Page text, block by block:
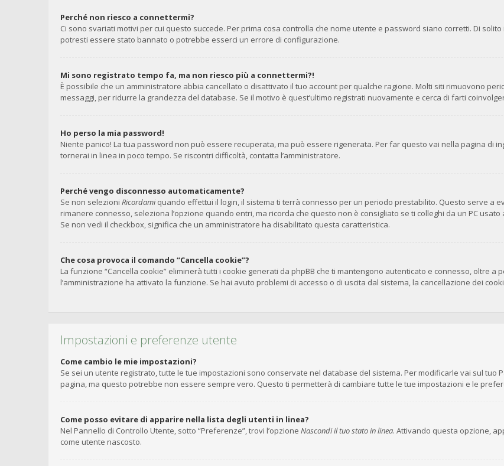
Perché non riesco a connettermi?
Ci sono svariati motivi per cui questo succede. Per prima cosa controlla che nome utente e password siano corretti. Di
potresti essere stato bannato o potrebbe esserci un errore di configurazione.
Mi sono registrato tempo fa, ma non riesco più a connettermi?!
È possibile che un amministratore abbia cancellato o disattivato il tuo account per qualche ragione. Molti siti rimuovono
messaggi, per ridurre la grandezza del database. Se il motivo è quest’ultimo registrati nuovamente e cerca di farti
Ho perso la mia password!
Niente panico! La tua password non può essere recuperata, ma può essere rigenerata. Per far questo vai nella pagina di
tornerai in linea in poco tempo. Se riscontri difficoltà, contatta l’amministratore.
Perché vengo disconnesso automaticamente?
Se non selezioni Ricordamiquando effettui il login, il sistema ti terrà connesso per un periodo prestabilito. Questo serve a
rimanere connesso, seleziona l’opzione quando entri, ma ricorda che questo non è consigliato se ti colleghi da un PC
Se non vedi il checkbox, significa che un amministratore ha disabilitato questa caratteristica.
Che cosa provoca il comando “Cancella cookie”?
La funzione “Cancella cookie” eliminerà tutti i cookie generati da phpBB che ti mantengono autenticato e connesso, oltre
l’amministrazione ha attivato la funzione. Se hai avuto problemi di accesso o di uscita dal sistema, la cancellazione dei
Impostazioni e preferenze utente
Come cambio le mie impostazioni?
Se sei un utente registrato, tutte le tue impostazioni sono conservate nel database del sistema. Per modificarle vai sul tuo
pagina, ma questo potrebbe non essere sempre vero. Questo ti permetterà di cambiare tutte le tue impostazioni e le
Come posso evitare di apparire nella lista degli utenti in linea?
Nel Pannello di Controllo Utente, sotto “Preferenze”, trovi l’opzione Nascondi il tuo stato in linea. Attivando questa opzione,
come utente nascosto.